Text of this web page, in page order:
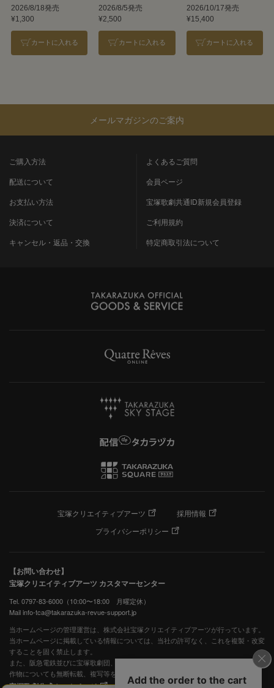
族』＜雪組＞
2026/8/18発売
¥1,300
カートに入れる
REVUE 2026
2026/8/5発売
¥2,500
カートに入れる
2026/10/17発売
¥15,400
カートに入れる
メールマガジンのご案内
ご購入方法
配送について
お支払い方法
決済について
キャンセル・返品・交換
よくあるご質問
会員ページ
宝塚歌劇共通ID新規会員登録
ご利用規約
特定商取引法について
宝塚クリエイティブアーツ
採用情報
プライバシーポリシー
【お問い合わせ】
宝塚クリエイティブアーツ カスタマーセンター
Tel. 0797-83-6000（10:00〜18:00 月曜定休）
Mail info-tca@takarazuka-revue-support.jp
当ホームページの管理運営は、株式会社宝塚クリエイティブアーツが行っています。
当ホームページに掲載している情報については、当社の許可なく、これを複製・改変
することを固く禁止します。
また、阪急電鉄並びに宝塚歌劇団、宝塚クリエイティブアーツの出版物ほか写真等著
作物についても無断転載、複写等を禁じます。